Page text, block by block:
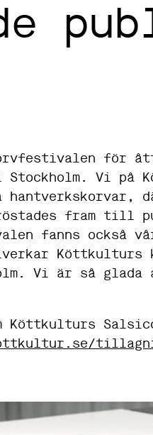
för
Stockholm. Vi på
hantverkskorvar,
fram till
fanns också
Köttkulturs
Vi är så glada
Köttkulturs